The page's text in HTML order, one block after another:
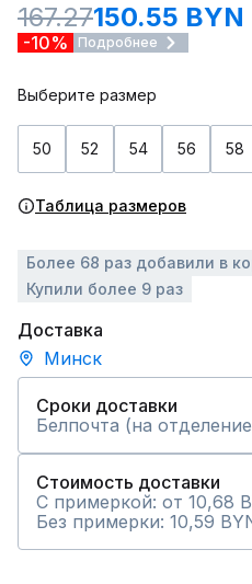
167.27150.55 BYN
-10% Подробнее
Выберите размер
50 52 54 56 58
Таблица размеров
Более 68 раз добавили в
Купили более 9 раз
Доставка
Минск
Сроки доставки
Белпочта (на
Стоимость доставки
С примеркой: от 10,68
Без примерки: 10,59